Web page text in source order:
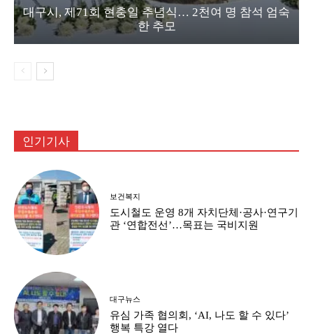
대구시, 제71회 현충일 추념식… 2천여 명 참석 엄숙
한 추모
인기기사
보건복지
도시철도 운영 8개 자치단체·공사·연구기
관 ‘연합전선’…목표는 국비지원
대구뉴스
유심 가족 협의회, ‘AI, 나도 할 수 있다’
행복 특강 열다